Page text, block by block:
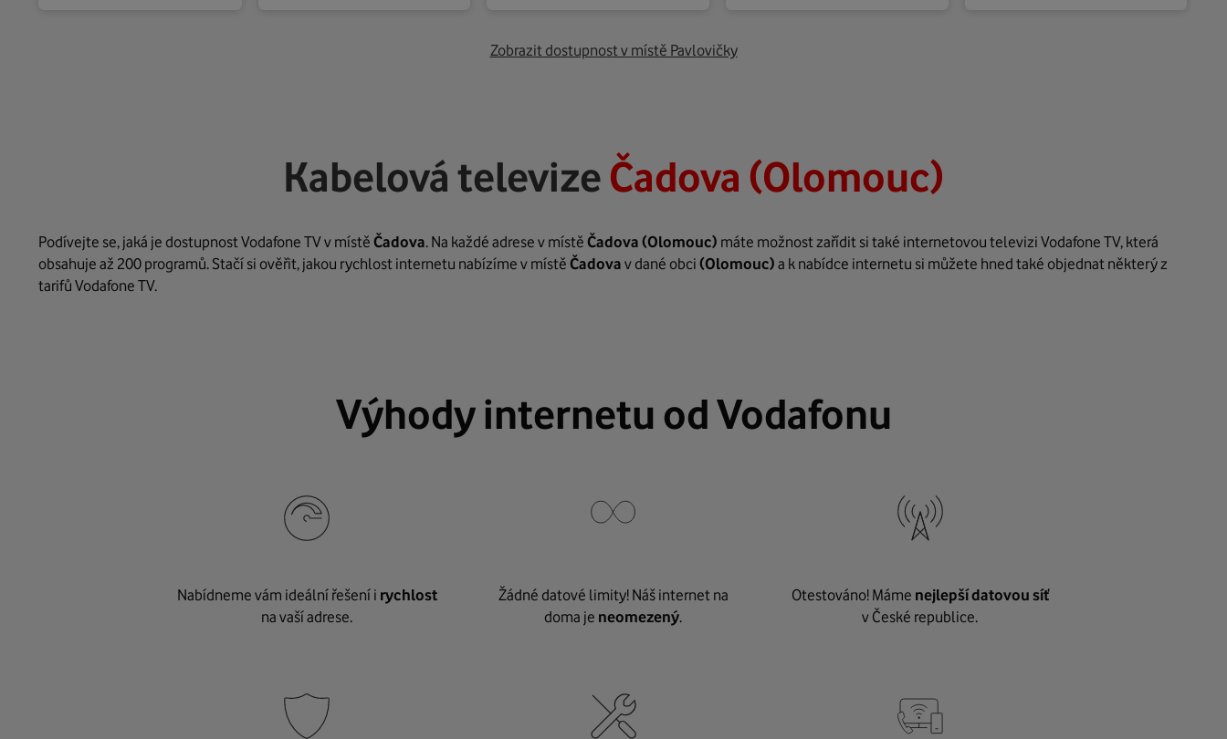
Zobrazit dostupnost v místě Pavlovičky
Kabelová televize Čadova (Olomouc)
Podívejte se, jaká je dostupnost Vodafone TV v místě Čadova. Na každé adrese v místě Čadova (Olomouc) máte možnost zařídit si také internetovou televizi Vodafone TV, která
obsahuje až 200 programů. Stačí si ověřit, jakou rychlost internetu nabízíme v místě Čadova v dané obci (Olomouc) a k nabídce internetu si můžete hned také objednat některý z
tarifů Vodafone TV.
Výhody internetu od Vodafonu
Nabídneme vám ideální řešení i rychlost
na vaší adrese.
Žádné datové limity! Náš internet na
doma je neomezený.
Otestováno! Máme nejlepší datovou síť
v České republice.